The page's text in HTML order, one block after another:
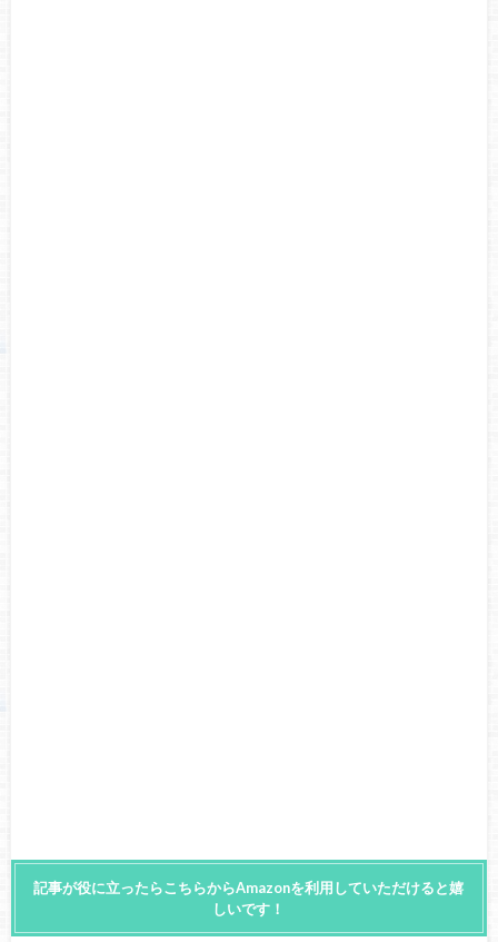
記事が役に立ったらこちらからAmazonを利用していただけると嬉
しいです！